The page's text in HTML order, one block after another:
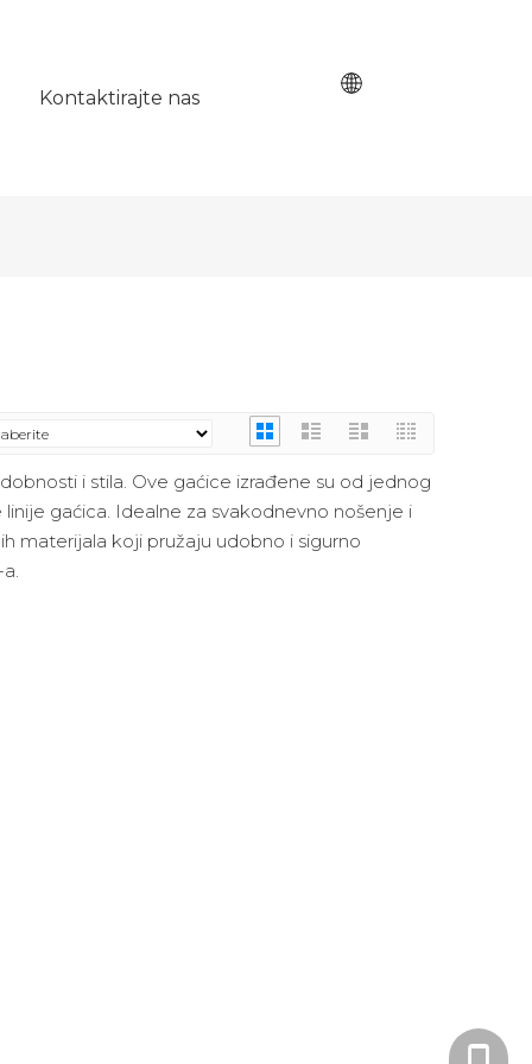
Kontaktirajte nas
i stila. Ove gaćice izrađene su od jednog
gaćica. Idealne za svakodnevno nošenje i
materijala koji pružaju udobno i sigurno
+86 25